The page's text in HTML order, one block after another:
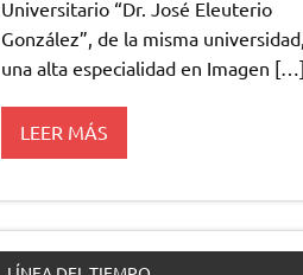
Universitario “Dr. José Eleuterio
González”, de la misma
una alta especialidad en Imagen […]
LEER MÁS